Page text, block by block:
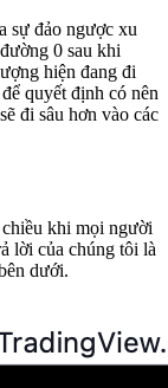
sự đảo ngược xu
0 sau khi
hiện đang đi
quyết định có nên
đi sâu hơn vào các
khi mọi người
lời của chúng tôi là
dưới.